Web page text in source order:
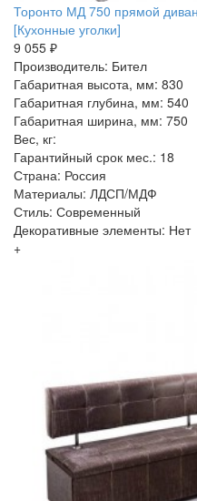
Торонто МД 750 прямой
[Кухонные уголки]
9 055 ₽
Производитель: Бител
Габаритная высота, мм: 830
Габаритная глубина, мм: 540
Габаритная ширина, мм: 750
Вес, кг:
Гарантийный срок мес.: 18
Страна: Россия
Материалы: ЛДСП/МДФ
Стиль: Современный
Декоративные элементы: Нет
+